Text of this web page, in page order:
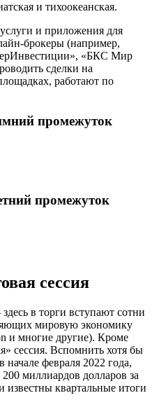
и тихоокеанская.
и приложения для
брокеры (например,
«БКС Мир
сделки на
работают по
промежуток
промежуток
сессия
в торги вступают сотни
мировую экономику
и многие другие). Кроме
сессия. Вспомнить хотя бы
февраля 2022 года,
миллиардов долларов за
известны квартальные итоги